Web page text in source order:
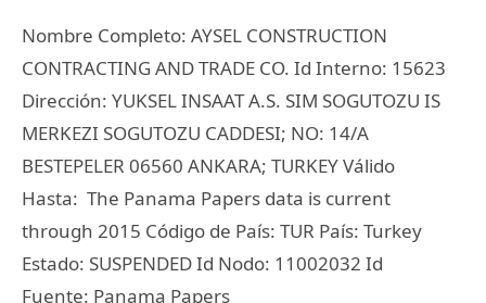
Nombre Completo: AYSEL CONSTRUCTION
CONTRACTING AND TRADE CO. Id Interno: 15623
Dirección: YUKSEL INSAAT A.S. SIM SOGUTOZU IS
MERKEZI SOGUTOZU CADDESI; NO: 14/A
BESTEPELER 06560 ANKARA; TURKEY Válido
Hasta: The Panama Papers data is current
through 2015 Código de País: TUR País: Turkey
Estado: SUSPENDED Id Nodo: 11002032 Id
Fuente: Panama Papers